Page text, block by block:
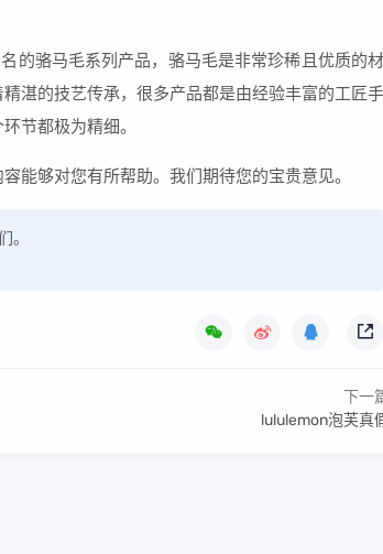
的骆马毛系列产品，骆马毛是非常珍稀且优质的材
湛的技艺传承，很多产品都是由经验丰富的工匠手
节都极为精细。
能够对您有所帮助。我们期待您的宝贵意见。
。
下一
lululemon泡芙真